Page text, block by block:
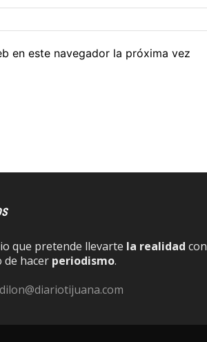
en este navegador la próxima vez
que pretende llevarte la realidad con
de hacer periodismo.